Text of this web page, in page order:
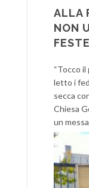
ALLA
NON
“Tocco il
letto i
secca
Chiesa
un